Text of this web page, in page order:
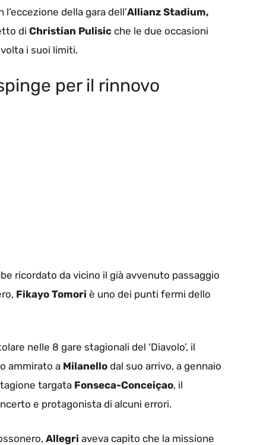
della gara dell’Allianz Stadium,
di Christian Pulisic che le due occasioni
i suoi limiti.
per il rinnovo
ricordato da vicino il già avvenuto passaggio
Fikayo Tomori è uno dei punti fermi dello
nelle 8 gare stagionali del ‘Diavolo’, il
ammirato a Milanello dal suo arrivo, a gennaio
targata Fonseca-Conceiçao, il
e protagonista di alcuni errori.
Allegri aveva capito che la missione